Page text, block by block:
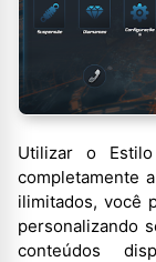
Utilizar o
completamente
ilimitados, você
personalizando
conteúdos